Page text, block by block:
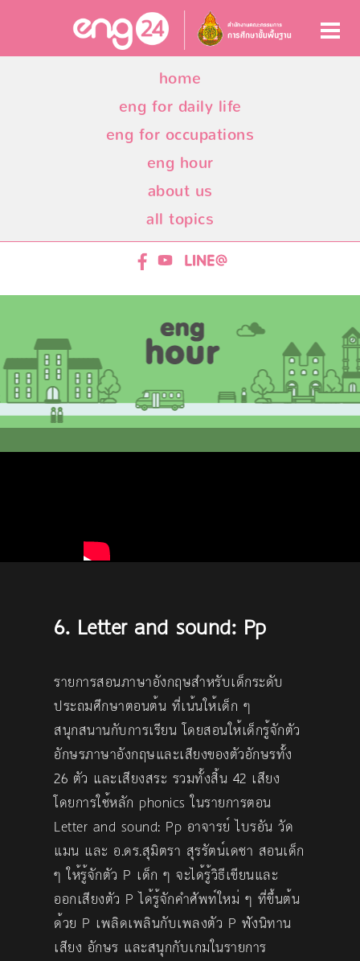
home
eng for daily life
eng for occupations
eng hour
about us
all topics
6. Letter and sound: Pp
รายการสอนภาษาอังกฤษสำหรับเด็กระดับ
ประถมศึกษาตอนต้น ที่เน้นให้เด็ก ๆ
สนุกสนานกับการเรียน โดยสอนให้เด็กรู้จักตัว
อักษรภาษาอังกฤษและเสียงของตัวอักษรทั้ง
26 ตัว และเสียงสระ รวมทั้งสิ้น 42 เสียง
โดยการใช้หลัก phonics ในรายการตอน
Letter and sound: Pp อาจารย์ ไบรอัน วัด
แมน และ อ.ดร.สุมิตรา สุรรัตน์เดชา สอนเด็ก
ๆ ให้รู้จักตัว P เด็ก ๆ จะได้รู้วิธีเขียนและ
ออกเสียงตัว P ได้รู้จักคำศัพท์ใหม่ ๆ ที่ขึ้นต้น
ด้วย P เพลิดเพลินกับเพลงตัว P ฟังนิทาน
เสียง อักษร และสนุกกับเกมในรายการ